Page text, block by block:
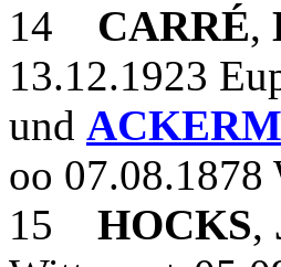
14 CARRÉ,
13.12.1923
und
oo 07.08.1878
15 HOCKS,